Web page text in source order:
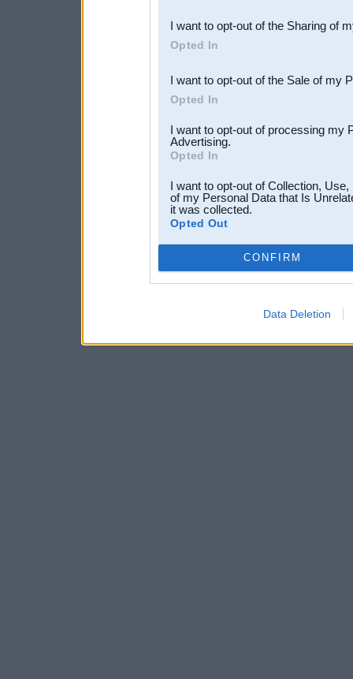
Downstream Participants
third parties.
I want to opt-out of the Sharing of
Opted In
I want to opt-out of the Sale of my
Opted In
I want to opt-out of processing my
Advertising.
Opted In
I want to opt-out of Collection,
of my Personal Data that Is
it was collected.
Opted Out
CONFIRM
Data Deletion